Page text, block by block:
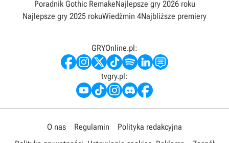
Poradnik Gothic RemakeNajlepsze gry 2026 roku
Najlepsze gry 2025 rokuWiedźmin 4Najbliższe premiery
GRYOnline.pl:
tvgry.pl:
O nas Regulamin
Polityka redakcyjna